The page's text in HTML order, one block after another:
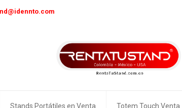
Stands Portátiles en Venta Totem Touch Venta